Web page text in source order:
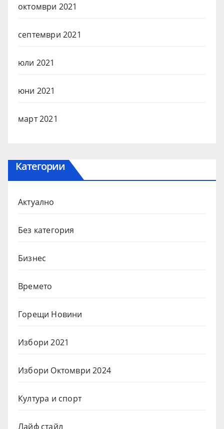
октомври 2021
септември 2021
юли 2021
юни 2021
март 2021
Категории
Актуално
Без категория
Бизнес
Времето
Горещи Новини
Избори 2021
Избори Октомври 2024
Култура и спорт
Лайф стайл